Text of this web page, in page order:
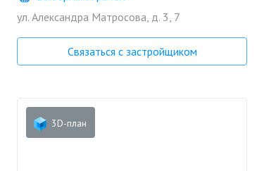
«Setl Group»
Застройщик
ул. Александра Матросова, д. 3, 7
Связаться с застройщиком
3D-план